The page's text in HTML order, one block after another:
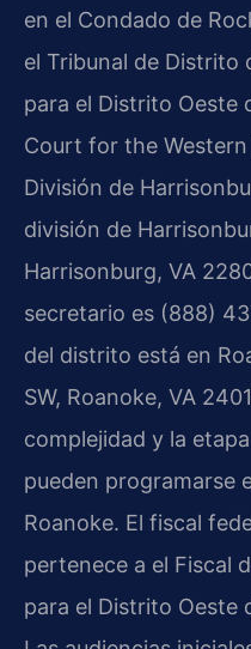
en el Condado de
el Tribunal de Distrito
para el Distrito Oeste
Court for the
División de
división de
Harrisonburg, VA
secretario es (888)
del distrito está en
SW, Roanoke, VA
complejidad y la
pueden programarse
Roanoke. El fiscal
pertenece a el Fiscal
para el Distrito Oeste